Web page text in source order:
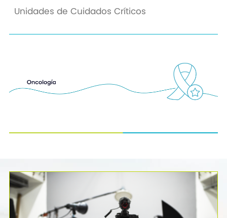
Unidades de Cuidados Críticos